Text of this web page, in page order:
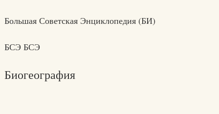
Большая Советская Энциклопедия (БИ)
БСЭ БСЭ
Биогеография